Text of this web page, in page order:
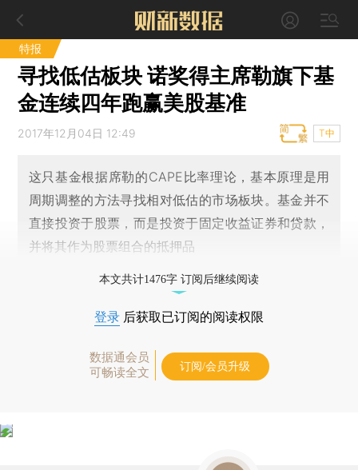
特报
寻找低估板块 诺奖得主席勒旗下基
金连续四年跑赢美股基准
2017年12月04日 12:49 T中
这只基金根据席勒的CAPE比率理论，基本原理是用
周期调整的方法寻找相对低估的市场板块。基金并不
直接投资于股票，而是投资于固定收益证券和贷款，
并将其作为股票组合的抵押品
本文共计1476字 订阅后继续阅读
登录 后获取已订阅的阅读权限
数据通会员
可畅读全文
订阅/会员升级